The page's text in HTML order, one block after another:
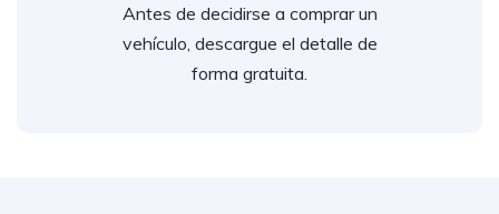
Antes de decidirse a comprar un
vehículo, descargue el detalle de
forma gratuita.